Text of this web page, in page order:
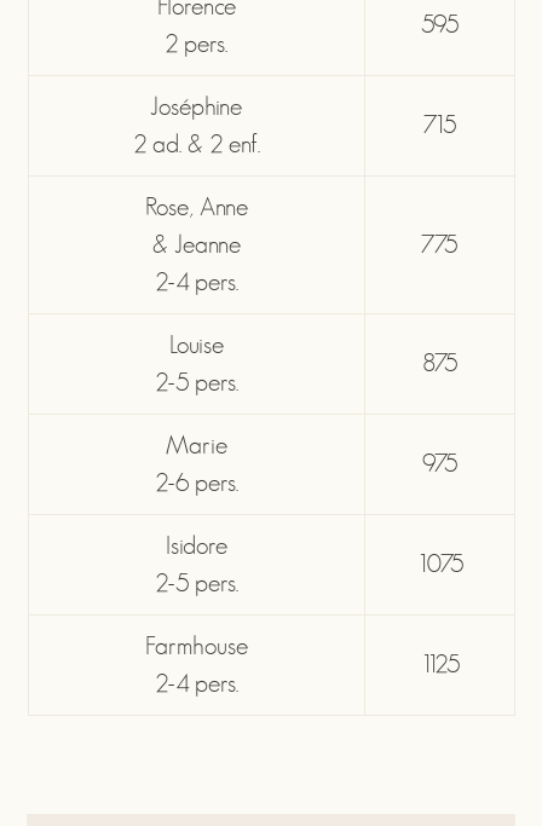
Florence
2 pers.
595
Joséphine
2 ad. & 2 enf.
715
Rose, Anne
& Jeanne
2-4 pers.
775
Louise
2-5 pers.
875
Marie
2-6 pers.
975
Isidore
2-5 pers.
1075
Farmhouse
2-4 pers.
1125